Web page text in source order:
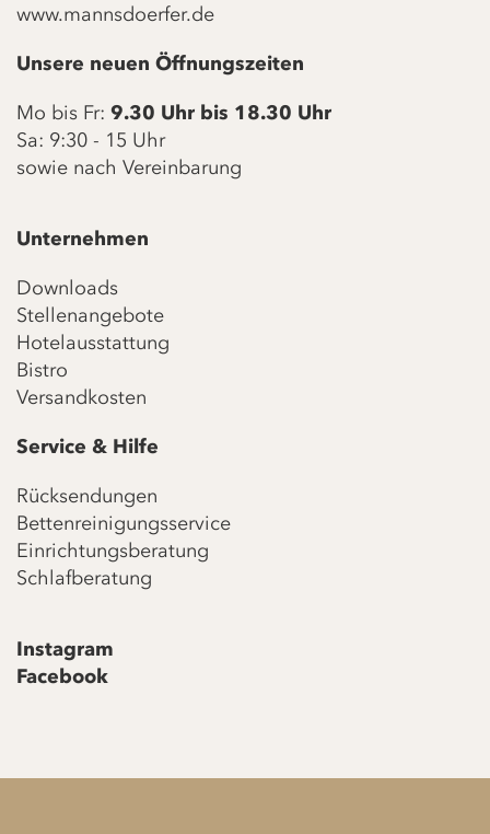
www.mannsdoerfer.de
Unsere neuen Öffnungszeiten
Mo bis Fr: 9.30 Uhr bis 18.30 Uhr
Sa: 9:30 - 15 Uhr
sowie nach Vereinbarung
Unternehmen
Downloads
Stellenangebote
Hotelausstattung
Bistro
Versandkosten
Service & Hilfe
Rücksendungen
Bettenreinigungsservice
Einrichtungsberatung
Schlafberatung
Instagram
Facebook